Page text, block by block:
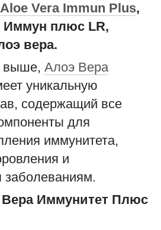
Aloe Vera Immun Plus,
Иммун плюс LR,
вера.
выше, Алоэ Вера
уникальную
содержащий все
для
иммунитета,
и
заболеваниям.
Вера Иммунитет Плюс